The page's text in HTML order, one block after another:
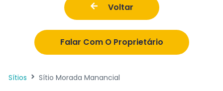
Voltar
Falar Com O Proprietário
Sítios Sítio Morada Manancial